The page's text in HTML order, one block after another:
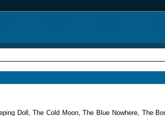
Doll, The Cold Moon, The Blue Nowhere, The